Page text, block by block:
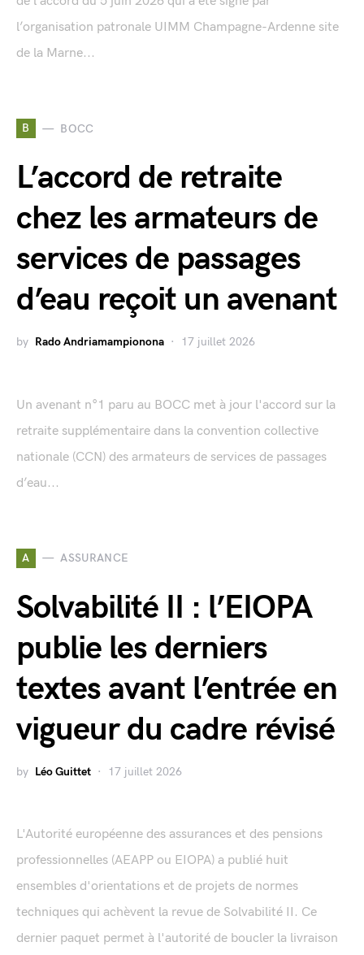
l’organisation patronale UIMM Champagne-Ardenne site
de la Marne...
B BOCC
L’accord de retraite
chez les armateurs de
services de passages
d’eau reçoit un avenant
by Rado Andriamampionona 17 juillet 2026
Un avenant n°1 paru au BOCC met à jour l'accord sur la
retraite supplémentaire dans la convention collective
nationale (CCN) des armateurs de services de passages
d’eau...
A ASSURANCE
Solvabilité II : l’EIOPA
publie les derniers
textes avant l’entrée en
vigueur du cadre révisé
by Léo Guittet 17 juillet 2026
L'Autorité européenne des assurances et des pensions
professionnelles (AEAPP ou EIOPA) a publié huit
ensembles d'orientations et de projets de normes
techniques qui achèvent la revue de Solvabilité II. Ce
dernier paquet permet à l'autorité de boucler la livraison